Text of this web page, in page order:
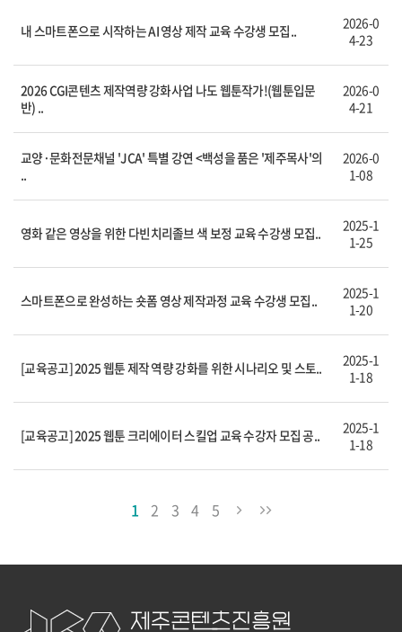
내 스마트폰으로 시작하는 AI 영상 제작 교육 수강생 모집..
2026-0
4-23
2026 CGI콘텐츠 제작역량 강화사업 나도 웹툰작가!(웹툰입문
반) ..
2026-0
4-21
교양·문화전문채널 'JCA' 특별 강연 <백성을 품은 '제주목사'의
..
2026-0
1-08
영화 같은 영상을 위한 다빈치리졸브 색 보정 교육 수강생 모집..
2025-1
1-25
스마트폰으로 완성하는 숏폼 영상 제작과정 교육 수강생 모집..
2025-1
1-20
[교육공고] 2025 웹툰 제작 역량 강화를 위한 시나리오 및 스토..
2025-1
1-18
[교육공고] 2025 웹툰 크리에이터 스킬업 교육 수강자 모집 공..
2025-1
1-18
1 2 3 4 5